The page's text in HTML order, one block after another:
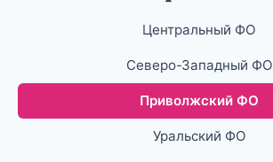
Центральный ФО
Северо-Западный ФО
Приволжский ФО
Уральский ФО